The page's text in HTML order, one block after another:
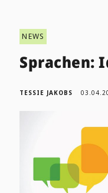
NEWS
Sprachen:
TESSIE JAKOBS